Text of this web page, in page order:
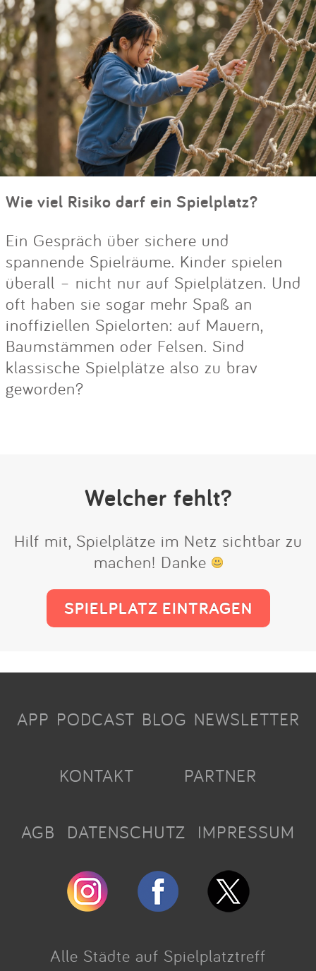
Wie viel Risiko darf ein Spielplatz?
Ein Gespräch über sichere und
spannende Spielräume. Kinder spielen
überall – nicht nur auf Spielplätzen. Und
oft haben sie sogar mehr Spaß an
inoffiziellen Spielorten: auf Mauern,
Baumstämmen oder Felsen. Sind
klassische Spielplätze also zu brav
geworden?
Welcher fehlt?
Hilf mit, Spielplätze im Netz sichtbar zu
machen! Danke
SPIELPLATZ EINTRAGEN
APP PODCAST BLOG NEWSLETTER
KONTAKT PARTNER
AGB DATENSCHUTZ IMPRESSUM
Alle Städte auf Spielplatztreff